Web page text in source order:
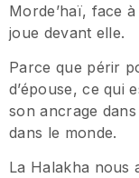
Morde’haï, face
joue devant elle.
Parce que périr
d’épouse, ce qui
son ancrage
dans le monde.
La Halakha nous